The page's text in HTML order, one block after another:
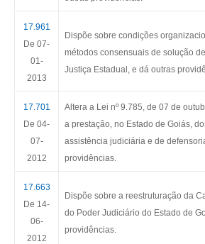
17.961
De 07-
01-
2013
Dispõe sobre condições
métodos consensuais de solução
Justiça Estadual, e dá outras
17.701
De 04-
07-
2012
Altera a Lei nº 9.785, de 07 de
a prestação, no Estado de Goiás,
assistência judiciária e de
providências.
17.663
De 14-
06-
2012
Dispõe sobre a reestruturação da
do Poder Judiciário do Estado de
providências.